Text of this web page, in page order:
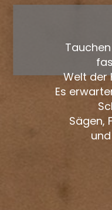
Welt der
Es
Sägen,